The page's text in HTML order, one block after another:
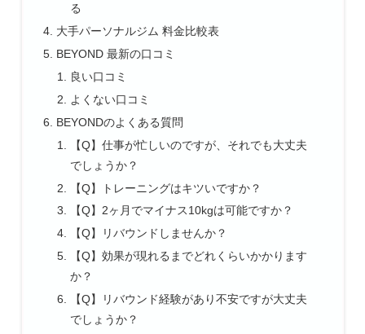
る
大手パーソナルジム 料金比較表
BEYOND 最新の口コミ
良い口コミ
よくない口コミ
BEYONDのよくある質問
【Q】仕事が忙しいのですが、それでも大丈夫
でしょうか？
【Q】トレーニングはキツいですか？
【Q】2ヶ月でマイナス10kgは可能ですか？
【Q】リバウンドしませんか？
【Q】効果が現れるまでどれくらいかかります
か？
【Q】リバウンド経験があり不安ですが大丈夫
でしょうか？